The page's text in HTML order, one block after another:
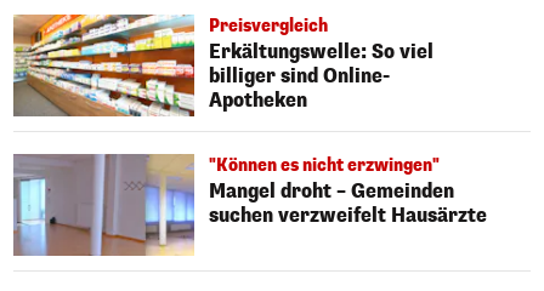
Preisvergleich
Erkältungswelle: So viel
billiger sind Online-
Apotheken
"Können es nicht erzwingen"
Mangel droht – Gemeinden
suchen verzweifelt Hausärzte